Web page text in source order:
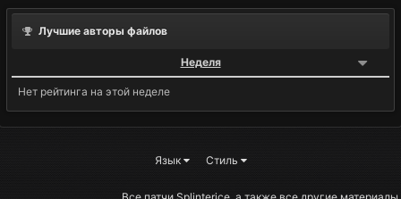
Лучшие авторы файлов
Неделя
Нет рейтинга на этой неделе
Язык Стиль